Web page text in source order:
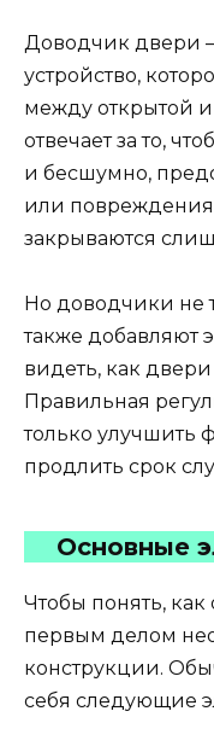
Доводчик двери
устройство,
между открытой
отвечает за то,
и бесшумно,
или
закрываются
Но доводчики не
также добавляют
видеть, как двери
Правильная
только улучшить
продлить срок
Основные
Чтобы понять,
первым делом
конструкции.
себя следующие